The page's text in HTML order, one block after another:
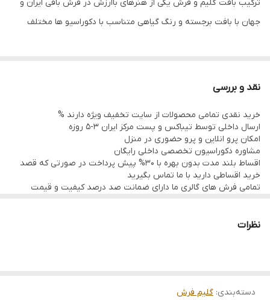
ترکیب بافت گلیم و فرش یکی از هنرهای باارزش در فرش بافی ایران و
جهان با بافت برجسته و رنگ گیاهی متناسب با دکوراسیو ها مختلف
نقد و بررسی
خرید نقدی تمامی محصولات از سایت تخفیف ویژه دارند %
ارسال داخلی توسط تیباکس و پست مرکز ایران 3-5 روزه
امکان پرو انلاین و پرو حضوری در منزل
مشاوره دکوراسیون تخصصی داخلی رایگان
اقساط بلند مدت بدون بهره با 30% پیش پرداخت در صورتی که قصد
خرید اقساطی دارید با ما تماس بگیرید
تمامی فرش های گالری ما دارای ضمانت صد درصد کیفیت و قیمت
تمامی فرشها نوبافت و کهنه بافت گالری ما سرویس شده و چرم دوزی
نظرات
دسته‌بندی: گلیم فرش